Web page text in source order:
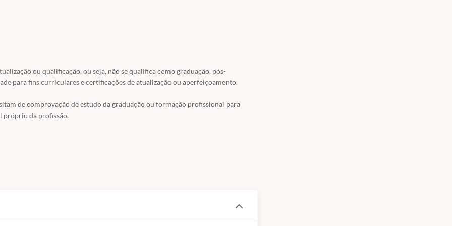
da Infância, Transtorno Fonológico e Transtorno Articulatório)
ou qualificação, ou seja, não se qualifica como graduação, pós-
para fins curriculares e certificações de atualização ou aperfeiçoamento.
de comprovação de estudo da graduação ou formação profissional para
próprio da profissão.